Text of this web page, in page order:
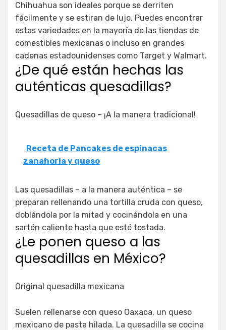
Chihuahua son ideales porque se derriten
fácilmente y se estiran de lujo. Puedes encontrar
estas variedades en la mayoría de las tiendas de
comestibles mexicanas o incluso en grandes
cadenas estadounidenses como Target y Walmart.
¿De qué están hechas las
auténticas quesadillas?
Quesadillas de queso – ¡A la manera tradicional!
Receta de Pancakes de espinacas
zanahoria y queso
Las quesadillas – a la manera auténtica – se
preparan rellenando una tortilla cruda con queso,
doblándola por la mitad y cocinándola en una
sartén caliente hasta que esté tostada.
¿Le ponen queso a las
quesadillas en México?
Original quesadilla mexicana
Suelen rellenarse con queso Oaxaca, un queso
mexicano de pasta hilada. La quesadilla se cocina